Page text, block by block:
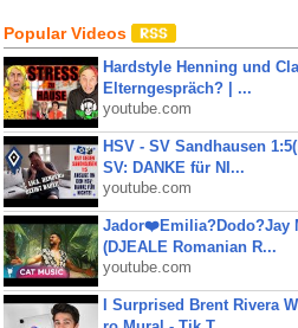
Popular Videos
Hardstyle Henning und
Elterngespräch? | ...
youtube.com
HSV - SV Sandhausen
SV: DANKE für NI...
youtube.com
Jador❤️Emilia?Dodo?Jay
(DJEALE Romanian R...
youtube.com
I Surprised Brent Rivera